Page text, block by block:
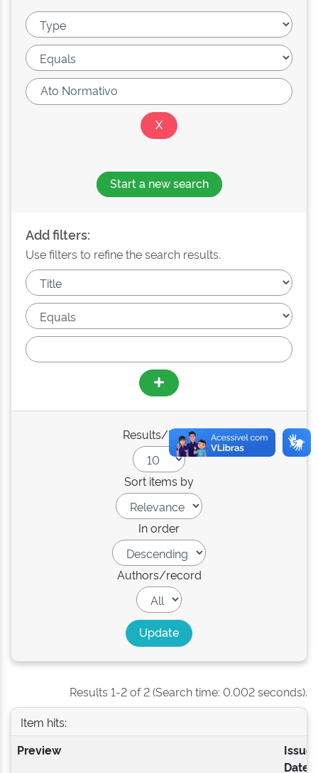
Start a new search
Add filters:
Use filters to refine the search results.
Results/Page
Sort items by
In order
Authors/record
Results 1-2 of 2 (Search time: 0.002 seconds).
Item hits:
Preview
Issue
Date